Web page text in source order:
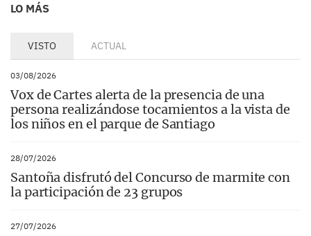
LO MÁS
VISTO ACTUAL
03/08/2026
Vox de Cartes alerta de la presencia de una
persona realizándose tocamientos a la vista de
los niños en el parque de Santiago
28/07/2026
Santoña disfrutó del Concurso de marmite con
la participación de 23 grupos
27/07/2026